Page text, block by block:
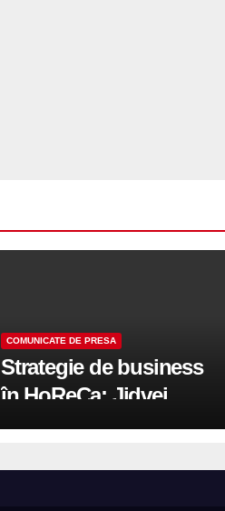
COMUNICATE DE PRESA
Strategie de business
în HoReCa: Jidvei
transformă terasele în